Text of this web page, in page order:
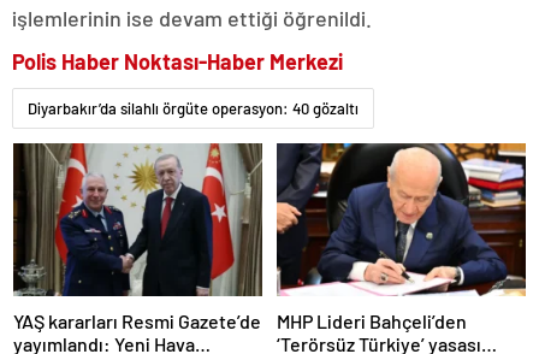
işlemlerinin ise devam ettiği öğrenildi.
Polis Haber Noktası-Haber Merkezi
Diyarbakır’da silahlı örgüte operasyon: 40 gözaltı
YAŞ kararları Resmi Gazete’de
yayımlandı: Yeni Hava
MHP Lideri Bahçeli’den
‘Terörsüz Türkiye’ yasası